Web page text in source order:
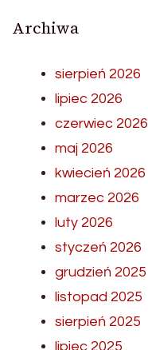
Archiwa
sierpień 2026
lipiec 2026
czerwiec 2026
maj 2026
kwiecień 2026
marzec 2026
luty 2026
styczeń 2026
grudzień 2025
listopad 2025
sierpień 2025
lipiec 2025